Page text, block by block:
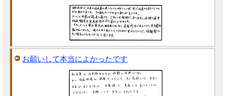
お願いして本当によかったです